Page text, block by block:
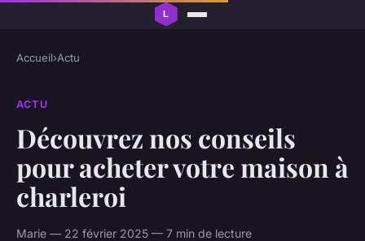
Accueil›Actu
ACTU
Découvrez nos conseils
pour acheter votre maison à
charleroi
Marie — 22 février 2025 — 7 min de lecture